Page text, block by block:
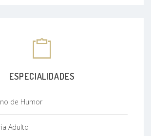
empático, com base no
científico e no compromisso com
ESPECIALIDADES
de Humor
Adulto